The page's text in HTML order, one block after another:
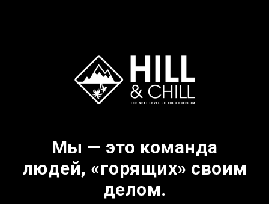
Мы — это команда
людей, «горящих» своим
делом.